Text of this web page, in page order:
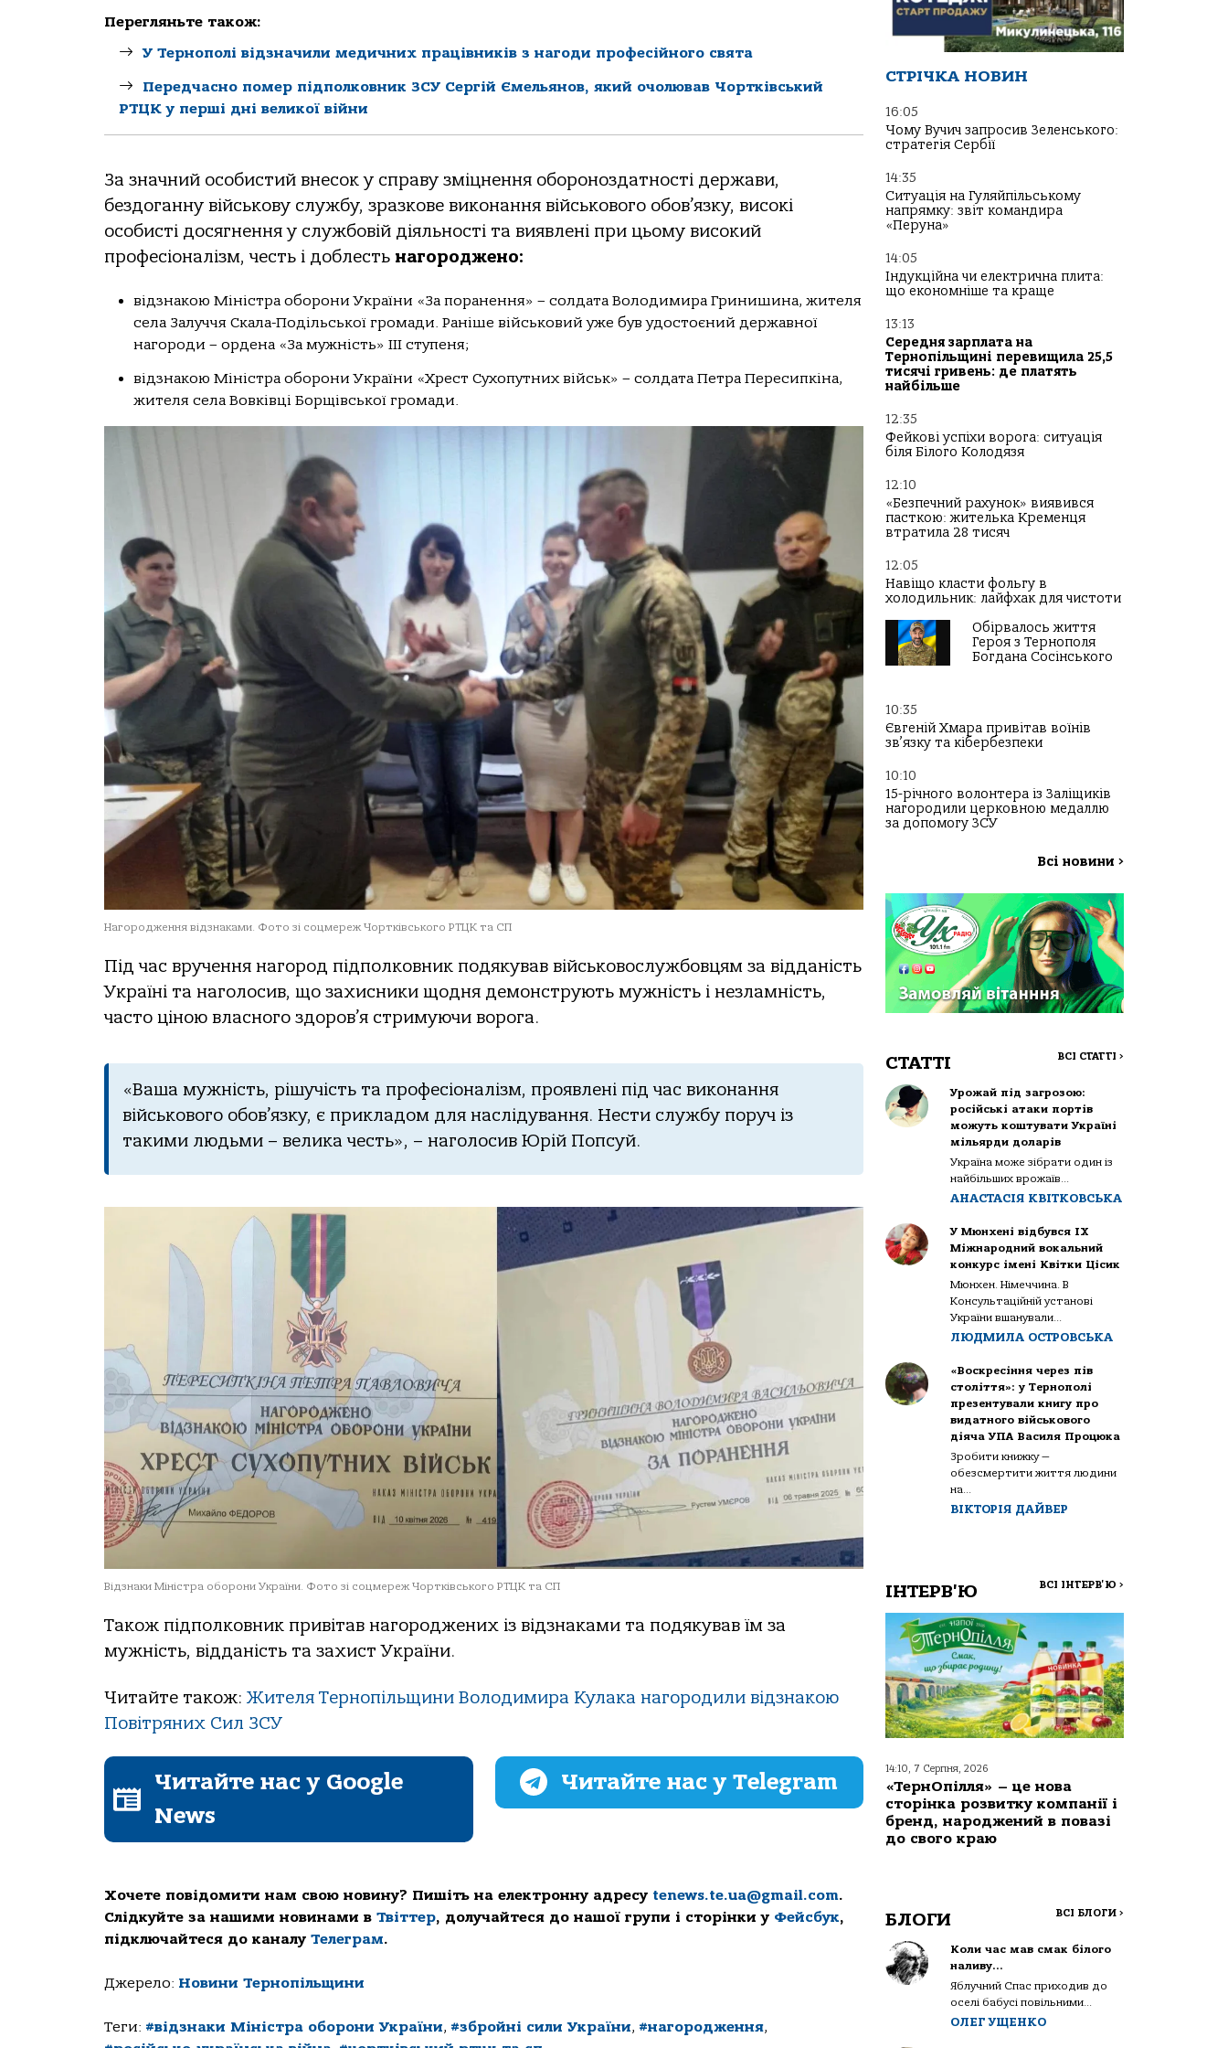
Перегляньте також:
У Тернополі відзначили медичних працівників з нагоди професійного свята
Передчасно помер підполковник ЗСУ Сергій Ємельянов, який очолював Чортківський
РТЦК у перші дні великої війни
За значний особистий внесок у справу зміцнення обороноздатності держави,
бездоганну військову службу, зразкове виконання військового обов’язку, високі
особисті досягнення у службовій діяльності та виявлені при цьому високий
професіоналізм, честь і доблесть нагороджено:
відзнакою Міністра оборони України «За поранення» – солдата Володимира Гринишина, жителя
села Залуччя Скала-Подільської громади. Раніше військовий уже був удостоєний державної
нагороди – ордена «За мужність» ІІІ ступеня;
відзнакою Міністра оборони України «Хрест Сухопутних військ» – солдата Петра Пересипкіна,
жителя села Вовківці Борщівської громади.
Нагородження відзнаками. Фото зі соцмереж Чортківського РТЦК та СП
Під час вручення нагород підполковник подякував військовослужбовцям за відданість
Україні та наголосив, що захисники щодня демонструють мужність і незламність,
часто ціною власного здоров’я стримуючи ворога.
«Ваша мужність, рішучість та професіоналізм, проявлені під час виконання
військового обов’язку, є прикладом для наслідування. Нести службу поруч із
такими людьми – велика честь», – наголосив Юрій Попсуй.
Відзнаки Міністра оборони України. Фото зі соцмереж Чортківського РТЦК та СП
Також підполковник привітав нагороджених із відзнаками та подякував їм за
мужність, відданість та захист України.
Читайте також: Жителя Тернопільщини Володимира Кулака нагородили відзнакою
Повітряних Сил ЗСУ
Читайте нас у Google
News
Читайте нас у Telegram
Хочете повідомити нам свою новину? Пишіть на електронну адресу tenews.te.ua@gmail.com.
Слідкуйте за нашими новинами в Твіттер, долучайтеся до нашої групи і сторінки у Фейсбук,
підключайтеся до каналу Телеграм.
Джерело: Новини Тернопільщини
Теги: #відзнаки Міністра оборони України, #збройні сили України, #нагородження,
СТРІЧКА НОВИН
16:05
Чому Вучич запросив Зеленського:
стратегія Сербії
14:35
Ситуація на Гуляйпільському
напрямку: звіт командира
«Перуна»
14:05
Індукційна чи електрична плита:
що економніше та краще
13:13
Середня зарплата на
Тернопільщині перевищила 25,5
тисячі гривень: де платять
найбільше
12:35
Фейкові успіхи ворога: ситуація
біля Білого Колодязя
12:10
«Безпечний рахунок» виявився
пасткою: жителька Кременця
втратила 28 тисяч
12:05
Навіщо класти фольгу в
холодильник: лайфхак для чистоти
Обірвалось життя
Героя з Тернополя
Богдана Сосінського
10:35
Євгеній Хмара привітав воїнів
зв’язку та кібербезпеки
10:10
15-річного волонтера із Заліщиків
нагородили церковною медаллю
за допомогу ЗСУ
Всі новини >
СТАТТІ ВСІ СТАТТІ >
Урожай під загрозою:
російські атаки портів
можуть коштувати Україні
мільярди доларів
Україна може зібрати один із
найбільших врожаїв...
АНАСТАСІЯ КВІТКОВСЬКА
У Мюнхені відбувся IX
Міжнародний вокальний
конкурс імені Квітки Цісик
Мюнхен. Німеччина. В
Консультаційній установі
України вшанували...
ЛЮДМИЛА ОСТРОВСЬКА
«Воскресіння через пів
століття»: у Тернополі
презентували книгу про
видатного військового
діяча УПА Василя Процюка
Зробити книжку —
обезсмертити життя людини
на...
ВІКТОРІЯ ДАЙВЕР
ІНТЕРВ'Ю ВСІ ІНТЕРВ'Ю >
14:10, 7 Серпня, 2026
«ТернОпілля» – це нова
сторінка розвитку компанії і
бренд, народжений в повазі
до свого краю
БЛОГИ ВСІ БЛОГИ >
Коли час мав смак білого
наливу…
Яблучний Спас приходив до
оселі бабусі повільними...
ОЛЕГ УЩЕНКО